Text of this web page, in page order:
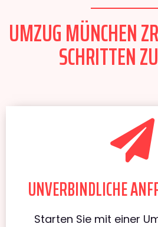
UMZUG MÜNCHEN
SCHRITTEN
UNVERBINDLICHE
Starten Sie mit einer